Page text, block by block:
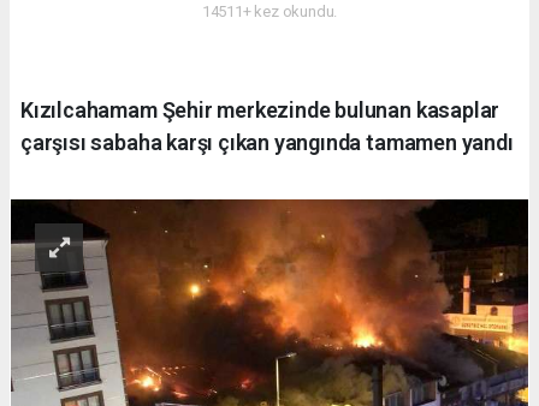
14511+ kez okundu.
Kızılcahamam Şehir merkezinde bulunan kasaplar
çarşısı sabaha karşı çıkan yangında tamamen yandı